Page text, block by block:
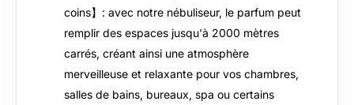
coins】: avec notre nébuliseur, le parfum peut
remplir des espaces jusqu'à 2000 mètres
carrés, créant ainsi une atmosphère
merveilleuse et relaxante pour vos chambres,
salles de bains, bureaux, spa ou certains